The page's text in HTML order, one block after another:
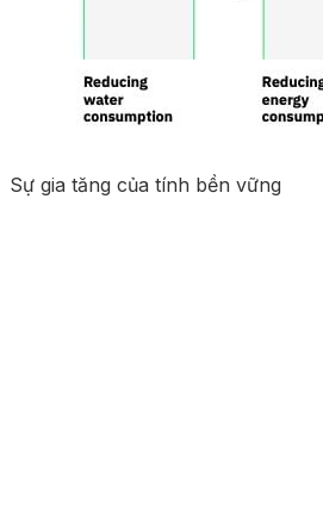
Sự gia tăng của tính bền vững